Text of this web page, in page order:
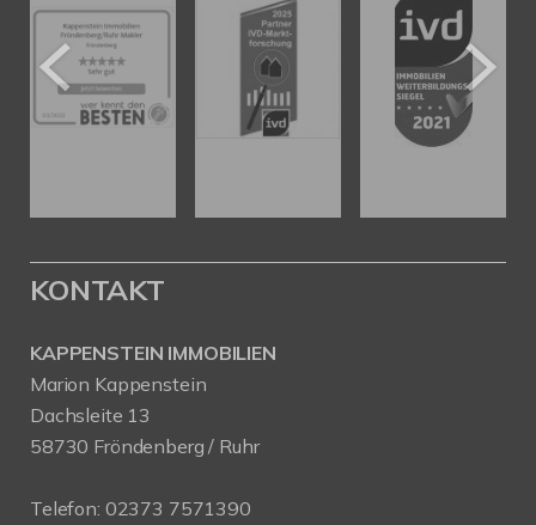
KONTAKT
KAPPENSTEIN IMMOBILIEN
Marion Kappenstein
Dachsleite 13
58730 Fröndenberg / Ruhr
Telefon: 02373 7571390